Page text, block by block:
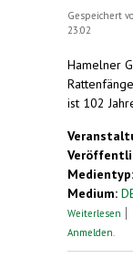
Gespeichert
23:02
Hamelner
ist 102
Medientyp:
Medium:
Weiterlesen
Anmelden